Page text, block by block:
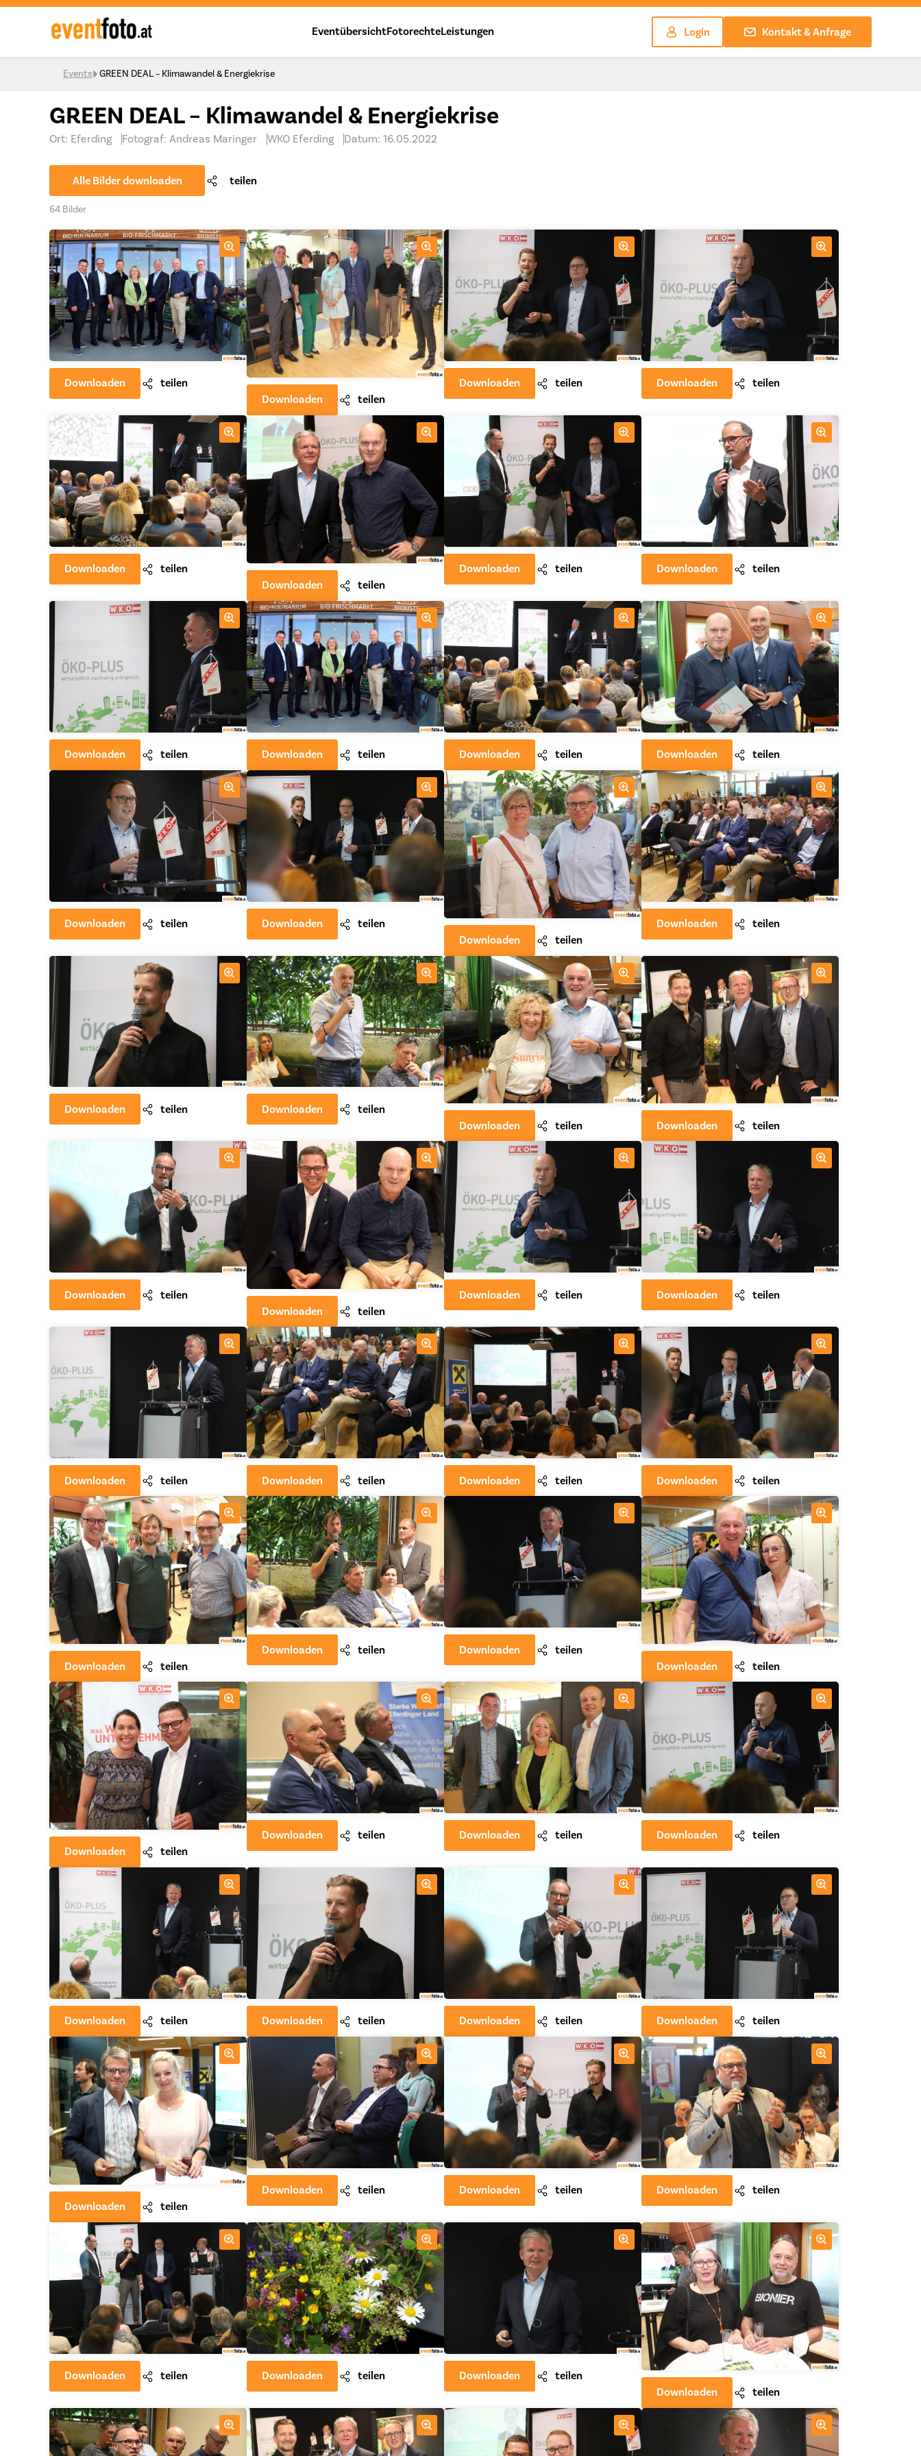
Skip to content
EventübersichtFotorechteLeistungen Login Kontakt & Anfrage
Events GREEN DEAL – Klimawandel & Energiekrise
GREEN DEAL – Klimawandel & Energiekrise
Ort: Eferding Fotograf: Andreas Maringer WKO Eferding Datum: 16.05.2022
Alle Bilder downloaden teilen
64 Bilder
Downloaden
teilen
Downloaden
teilen
Downloaden teilen Downloaden teilen
Downloaden
teilen
Downloaden
teilen
Downloaden teilen Downloaden teilen
Downloaden teilen Downloaden teilen Downloaden teilen Downloaden teilen
Downloaden teilen Downloaden
teilen
Downloaden
teilen
Downloaden teilen
Downloaden teilen Downloaden
teilen
Downloaden
teilen Downloaden teilen
Downloaden
teilen
Downloaden
teilen
Downloaden teilen Downloaden teilen
Downloaden teilen Downloaden teilen Downloaden teilen Downloaden teilen
Downloaden teilen
Downloaden teilen Downloaden
teilen
Downloaden
teilen
Downloaden teilen
Downloaden teilen Downloaden teilen Downloaden teilen
Downloaden teilen Downloaden teilen Downloaden teilen Downloaden teilen
Downloaden teilen
Downloaden teilen Downloaden teilen Downloaden teilen
Downloaden teilen Downloaden teilen Downloaden
teilen
Downloaden
teilen